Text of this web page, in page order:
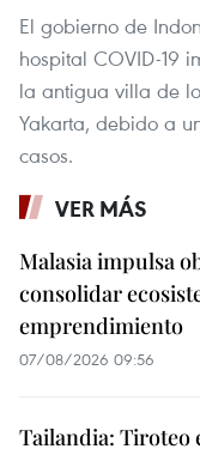
El gobierno de
hospital COVID-19
la antigua villa de
Yakarta, debido a
casos.
VER MÁS
Malasia impulsa
consolidar
emprendimiento
07/08/2026 09:56
Tailandia: Tiroteo